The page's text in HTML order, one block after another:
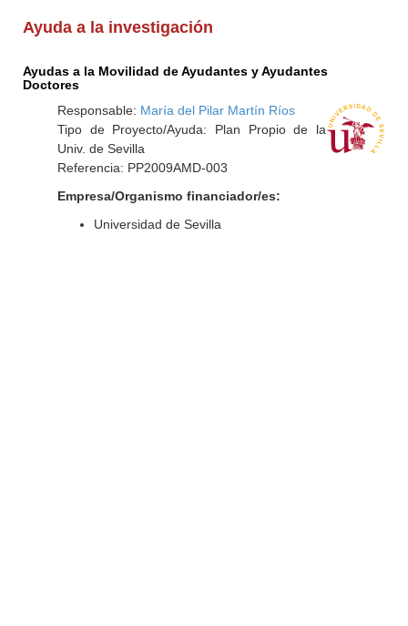
Ayuda a la investigación
Ayudas a la Movilidad de Ayudantes y Ayudantes
Doctores
Responsable: María del Pilar Martín Ríos
Tipo de Proyecto/Ayuda: Plan Propio de la
Univ. de Sevilla
Referencia: PP2009AMD-003
Empresa/Organismo financiador/es:
Universidad de Sevilla